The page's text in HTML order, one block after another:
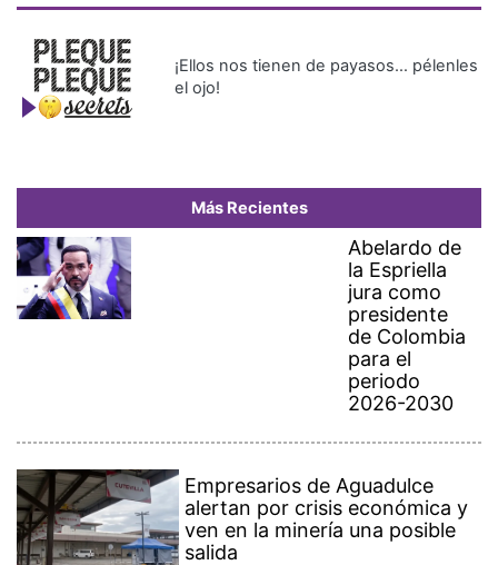
¡Ellos nos tienen de payasos… pélenles
el ojo!
Más Recientes
Abelardo de
la Espriella
jura como
presidente
de Colombia
para el
periodo
2026-2030
Empresarios de Aguadulce
alertan por crisis económica y
ven en la minería una posible
salida